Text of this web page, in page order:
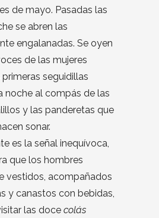
de mayo. Pasadas las
se abren las
engalanadas. Se oyen
de las mujeres
seguidillas
noche al compás de las
y las panderetas que
sonar.
es la señal inequívoca,
que los hombres
vestidos, acompañados
y canastos con bebidas,
las doce colás